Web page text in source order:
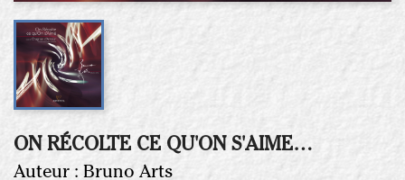
ON RÉCOLTE CE QU'ON S'AIME…
Auteur : Bruno Arts